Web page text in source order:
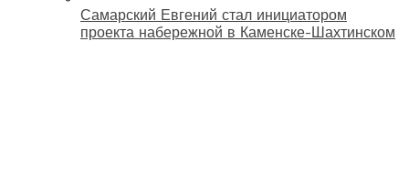
Самарский Евгений стал инициатором
проекта набережной в Каменске-Шахтинском